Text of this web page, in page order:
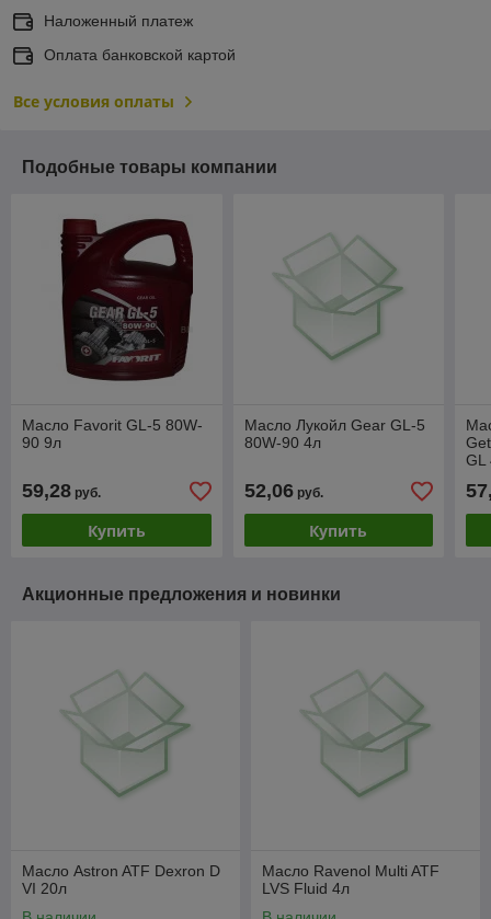
Наложенный платеж
Оплата банковской картой
Все условия оплаты
Подобные товары компании
Масло Favorit GL-5 80W-
90 9л
59,28 руб.
Купить
Масло Лукойл Gear GL-5
80W-90 4л
52,06руб.
Купить
GL
Акционные предложения и новинки
Масло Astron ATF Dexron D
VI 20л
Масло Ravenol Multi ATF
LVS Fluid 4л